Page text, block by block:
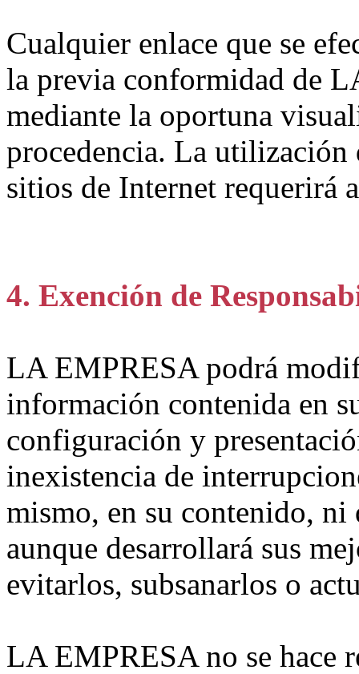
Cualquier enlace que se
la previa conformidad de
mediante la oportuna
procedencia. La utilización
sitios de Internet requerirá
4. Exención de
LA EMPRESA podrá
información contenida en
configuración y
inexistencia de
mismo, en su contenido, ni
aunque desarrollará sus
evitarlos, subsanarlos o
LA EMPRESA no se hace